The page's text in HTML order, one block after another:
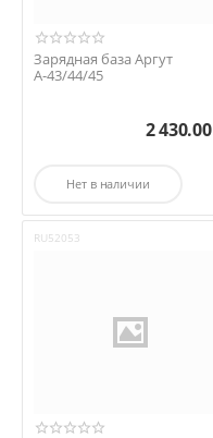
Зарядная база Аргут
А-43/44/45
2 430.00
Нет в наличии
RU52053